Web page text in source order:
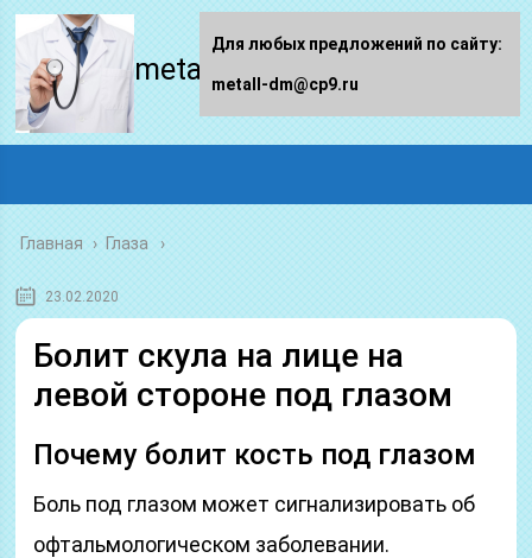
metall-dm.ru
Главная › Глаза
23.02.2020
Болит скула на лице на
левой стороне под глазом
Почему болит кость под глазом
Боль под глазом может сигнализировать об
офтальмологическом заболевании.
Для любых предложений по сайту:
metall-dm@cp9.ru